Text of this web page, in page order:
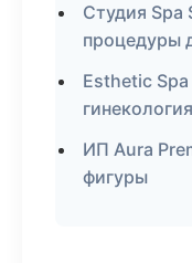
Студия
процедуры
Esthetic
гинекология
ИП Aura
фигуры